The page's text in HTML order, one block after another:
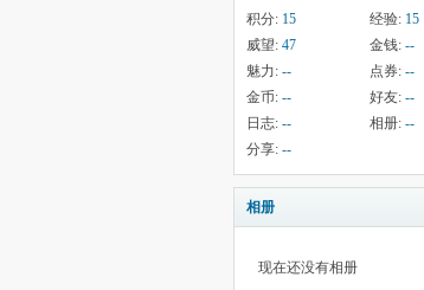
积分: 15 经验: 15
威望: 47 金钱: --
魅力: -- 点券: --
金币: -- 好友: --
日志: -- 相册: --
分享: --
相册
现在还没有相册